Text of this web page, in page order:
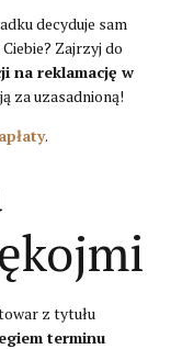
decyduje sam
Zajrzyj do
na reklamację w
za uzasadnioną!
.
z tytułu
terminu